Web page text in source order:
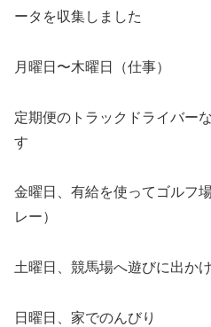
ータを収集しました
月曜日〜木曜日（仕事）
定期便のトラックドライバー
す
金曜日、有給を使ってゴルフ
レー）
土曜日、競馬場へ遊びに出か
日曜日、家でのんびり